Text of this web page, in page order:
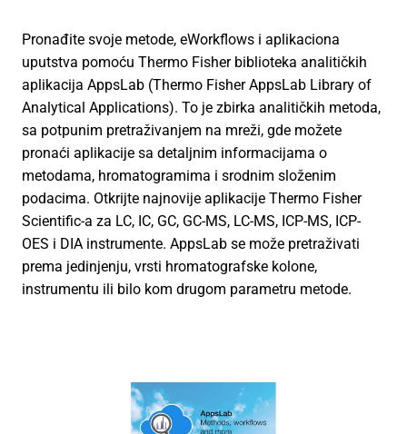
Pronađite svoje metode, eWorkflows i aplikaciona
uputstva pomoću Thermo Fisher biblioteka analitičkih
aplikacija AppsLab (Thermo Fisher AppsLab Library of
Analytical Applications). To je zbirka analitičkih metoda,
sa potpunim pretraživanjem na mreži, gde možete
pronaći aplikacije sa detaljnim informacijama o
metodama, hromatogramima i srodnim složenim
podacima. Otkrijte najnovije aplikacije Thermo Fisher
Scientific-a za LC, IC, GC, GC-MS, LC-MS, ICP-MS, ICP-
OES i DIA instrumente. AppsLab se može pretraživati
prema jedinjenju, vrsti hromatografske kolone,
instrumentu ili bilo kom drugom parametru metode.